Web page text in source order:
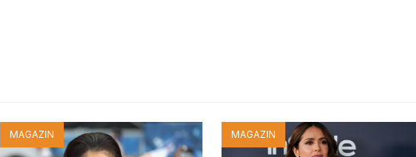
MAGAZIN MAGAZIN